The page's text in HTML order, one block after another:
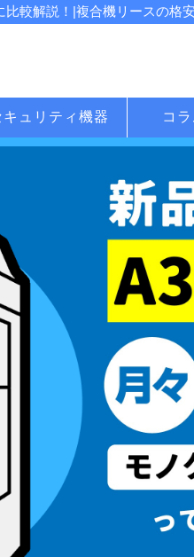
較解説！|複合機リースの格
キュリティ機器 コラ